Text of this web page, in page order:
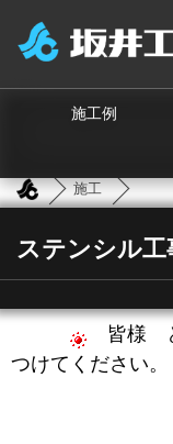
施工例
施工
ステンシル
皆様
つけてください